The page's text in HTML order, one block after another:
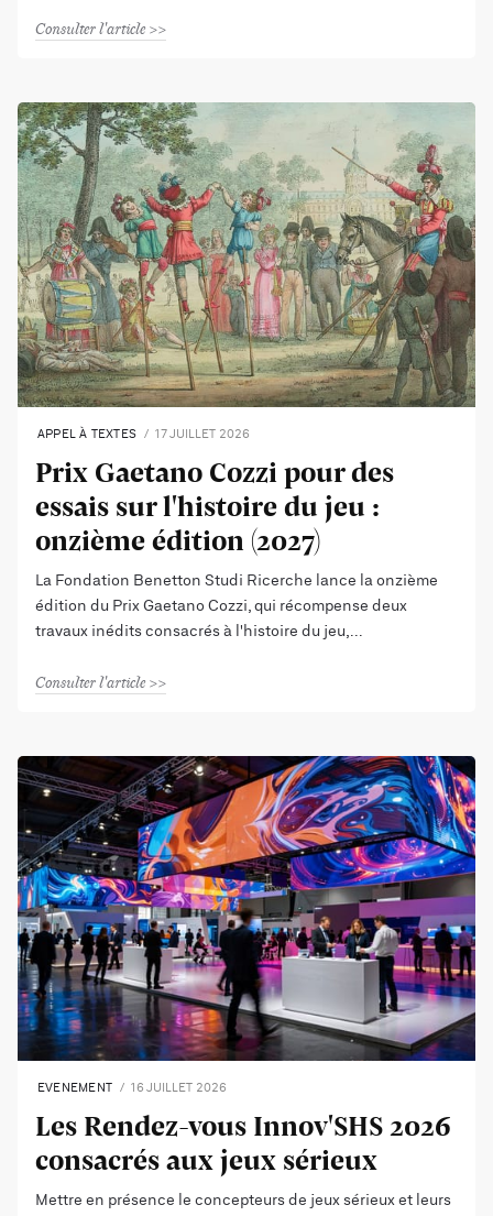
Consulter l'article
APPEL À TEXTES 17 JUILLET 2026
Prix Gaetano Cozzi pour des
essais sur l'histoire du jeu :
onzième édition (2027)
La Fondation Benetton Studi Ricerche lance la onzième
édition du Prix Gaetano Cozzi, qui récompense deux
travaux inédits consacrés à l'histoire du jeu,
Consulter l'article
EVENEMENT 16 JUILLET 2026
Les Rendez-vous Innov'SHS 2026
consacrés aux jeux sérieux
Mettre en présence le concepteurs de jeux sérieux et leurs